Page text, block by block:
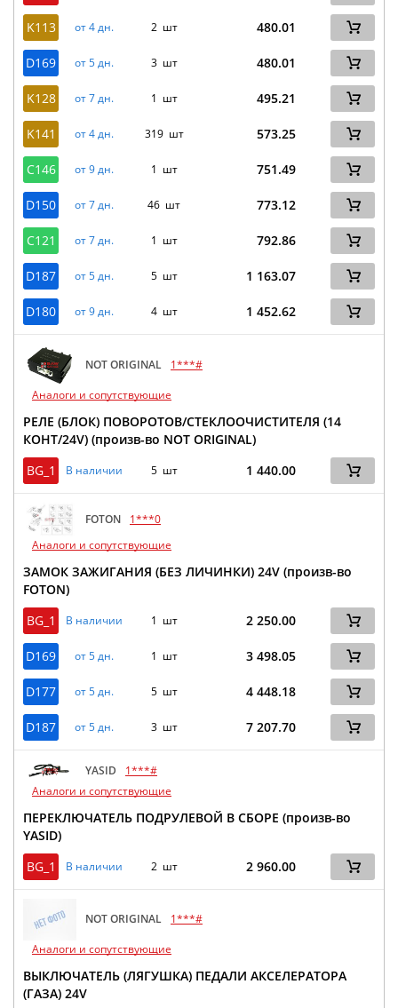
K113 от 4 дн. 2 шт 480.01
D169 от 5 дн. 3 шт 480.01
K128 от 7 дн. 1 шт 495.21
K141 от 4 дн. 319 шт 573.25
C146 от 9 дн. 1 шт 751.49
D150 от 7 дн. 46 шт 773.12
C121 от 7 дн. 1 шт 792.86
D187 от 5 дн. 5 шт 1 163.07
D180 от 9 дн. 4 шт 1 452.62
NOT ORIGINAL 1***#
Аналоги и сопутствующие
РЕЛЕ (БЛОК) ПОВОРОТОВ/СТЕКЛООЧИСТИТЕЛЯ (14
КОНТ/24V) (произв-во NOT ORIGINAL)
BG_1
В наличии 5 шт 1 440.00
FOTON
1***0
Аналоги и сопутствующие
ЗАМОК ЗАЖИГАНИЯ (БЕЗ ЛИЧИНКИ) 24V (произв-во
FOTON)
BG_1
В наличии 1 шт 2 250.00
D169 от 5 дн. 1 шт 3 498.05
D177 от 5 дн. 5 шт 4 448.18
D187 от 5 дн. 3 шт 7 207.70
YASID
1***#
Аналоги и сопутствующие
ПЕРЕКЛЮЧАТЕЛЬ ПОДРУЛЕВОЙ В СБОРЕ (произв-во
YASID)
BG_1
В наличии 2 шт 2 960.00
NOT ORIGINAL
1***#
Аналоги и сопутствующие
ВЫКЛЮЧАТЕЛЬ (ЛЯГУШКА) ПЕДАЛИ АКСЕЛЕРАТОРА
(ГАЗА) 24V